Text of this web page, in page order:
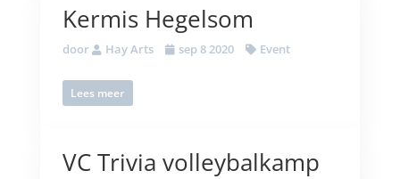
Kermis Hegelsom
door Hay Arts sep 8 2020 Event
Lees meer
VC Trivia volleybalkamp